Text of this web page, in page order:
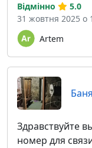
Artem
Відмінно
5.0
31 жовтня 2025 о
Здравствуйте
номер для